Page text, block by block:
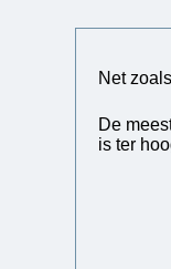
Net
De
is ter